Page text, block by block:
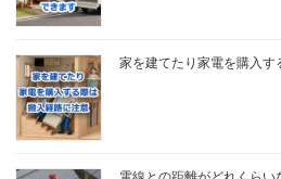
家を建てたり家電を購入す